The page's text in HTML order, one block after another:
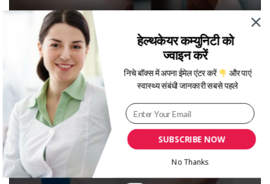
विश्व अस्थमा दिवस 2019 : अस्थमा के मरीज अपनी डाइट में
इन चीजों का रखें खास ध्यान
SUBSCRIBE NOW
हेल्थकेयर कम्युनिटी को
ज्वाइन करें
निचे बॉक्स में अपना ईमेल एंटर करें
और पाएं
स्वास्थ्य संबंधी जानकारी सबसे पहले
No Thanks